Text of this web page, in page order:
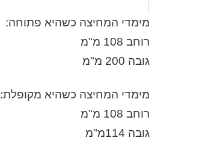
מימדי המחיצה כשהיא פתוחה:
רוחב 108 מ"מ
גובה 200 מ"מ
מימדי המחיצה כשהיא מקופלת:
רוחב 108 מ"מ
גובה 114מ"מ